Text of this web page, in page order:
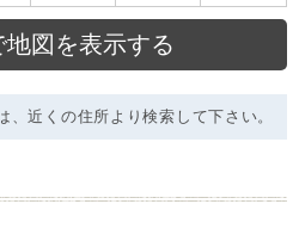
近くの住所より検索して下さい。